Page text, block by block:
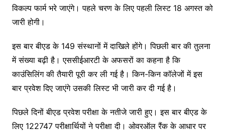
विकल्प फार्म भरे जाएंगे। पहले चरण के लिए पहली लिस्ट 18 अगस्त को
जारी होगी।
इस बार बीएड के 149 संस्थानों में दाखिले होंगे। पिछली बार की तुलना
में संख्या बढ़ी है। एससीईआरटी के अफसरों का कहना है कि
काउंसिलिंग की तैयारी पूरी कर ली गई है। किन-किन कॉलेजों में इस
बार प्रवेश दिए जाएंगे उसकी लिस्ट भी जारी कर दी गई है।
पिछले दिनों बीएड प्रवेश परीक्षा के नतीजे जारी हुए। इस बार बीएड के
लिए 122747 परीक्षार्थियों ने परीक्षा दी। ओवरऑल रैंक के आधार पर